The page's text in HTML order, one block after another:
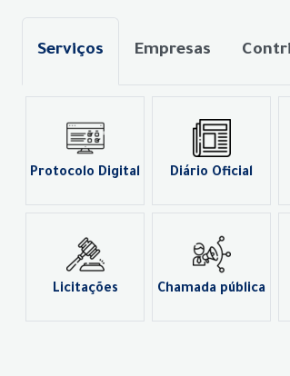
Serviços Empresas
Protocolo Digital Diário Oficial
Licitações Chamada pública